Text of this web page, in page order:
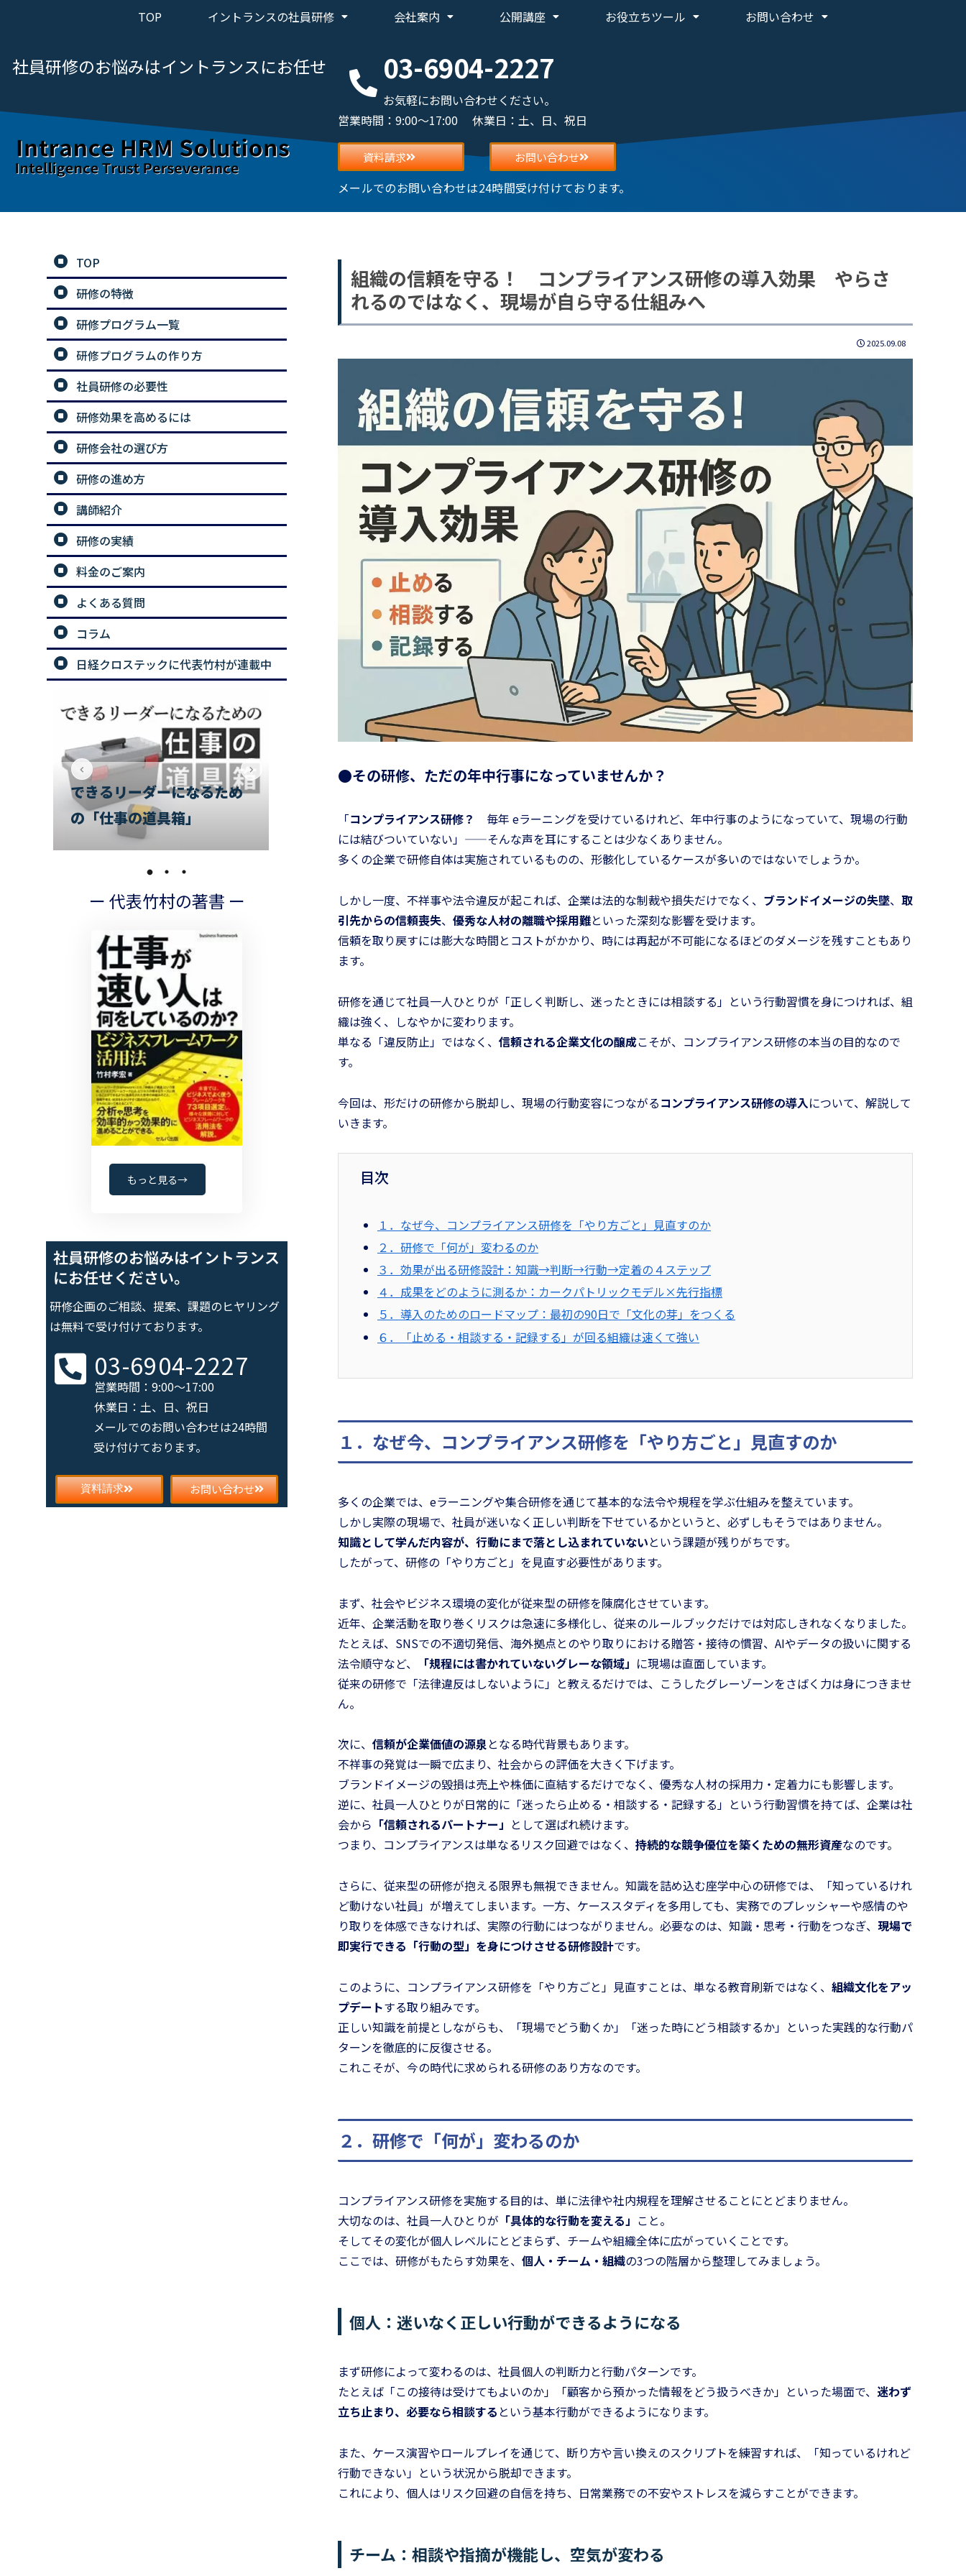
TOP イントランスの社員研修 会社案内 公開講座 お役立ちツール お問い合わせ
社員研修のお悩みはイントランスにお任せ 03-6904-2227
お気軽にお問い合わせください。
営業時間：9:00～17:00 休業日：土、日、祝日
資料請求 お問い合わせ
メールでのお問い合わせは24時間受け付けております。
組織の信頼を守る！ コンプライアンス研修の導入効果 やらさ
れるのではなく、現場が自ら守る仕組みへ
2025.09.08
●その研修、ただの年中行事になっていませんか？
「コンプライアンス研修？
毎年 eラーニングを受けているけれど、年中行事のようになっていて、現場の行動
には結びついていない」——そんな声を耳にすることは少なくありません。
多くの企業で研修自体は実施されているものの、形骸化しているケースが多いのではないでしょうか。
しかし一度、不祥事や法令違反が起これば、企業は法的な制裁や損失だけでなく、 ブランドイメージの失墜、 取
引先からの信頼喪失、 優秀な人材の離職や採用難といった深刻な影響を受けます。
信頼を取り戻すには膨大な時間とコストがかかり、時には再起が不可能になるほどのダメージを残すこともあり
ます。
研修を通じて社員一人ひとりが「正しく判断し、迷ったときには相談する」という行動習慣を身につければ、組
織は強く、しなやかに変わります。
単なる「違反防止」ではなく、 信頼される企業文化の醸成こそが、コンプライアンス研修の本当の目的なので
す。
今回は、形だけの研修から脱却し、現場の行動変容につながるコンプライアンス研修の導入について、解説して
いきます。
目次
１．なぜ今、コンプライアンス研修を「やり方ごと」見直すのか
２．研修で「何が」変わるのか
３．効果が出る研修設計：知識→判断→行動→定着の４ステップ
４．成果をどのように測るか：カークパトリックモデル×先行指標
５．導入のためのロードマップ：最初の90日で「文化の芽」をつくる
６．「止める・相談する・記録する」が回る組織は速くて強い
１．なぜ今、コンプライアンス研修を「やり方ごと」見直すのか
多くの企業では、eラーニングや集合研修を通じて基本的な法令や規程を学ぶ仕組みを整えています。
しかし実際の現場で、社員が迷いなく正しい判断を下せているかというと、必ずしもそうではありません。
知識として学んだ内容が、行動にまで落とし込まれていないという課題が残りがちです。
したがって、研修の「やり方ごと」を見直す必要性があります。
まず、社会やビジネス環境の変化が従来型の研修を陳腐化させています。
近年、企業活動を取り巻くリスクは急速に多様化し、従来のルールブックだけでは対応しきれなくなりました。
たとえば、SNSでの不適切発信、海外拠点とのやり取りにおける贈答・接待の慣習、AIやデータの扱いに関する
法令順守など、
「規程には書かれていないグレーな領域」 に現場は直面しています。
従来の研修で「法律違反はしないように」と教えるだけでは、こうしたグレーゾーンをさばく力は身につきませ
ん。
次に、 信頼が企業価値の源泉となる時代背景もあります。
不祥事の発覚は一瞬で広まり、社会からの評価を大きく下げます。
ブランドイメージの毀損は売上や株価に直結するだけでなく、優秀な人材の採用力・定着力にも影響します。
逆に、社員一人ひとりが日常的に「迷ったら止める・相談する・記録する」という行動習慣を持てば、企業は社
会から 「信頼されるパートナー」 として選ばれ続けます。
つまり、コンプライアンスは単なるリスク回避ではなく、 持続的な競争優位を築くための無形資産なのです。
さらに、従来型の研修が抱える限界も無視できません。知識を詰め込む座学中心の研修では、「知っているけれ
ど動けない社員」が増えてしまいます。一方、ケーススタディを多用しても、実務でのプレッシャーや感情のや
り取りを体感できなければ、実際の行動にはつながりません。必要なのは、知識・思考・行動をつなぎ、 現場で
即実行できる「行動の型」を身につけさせる研修設計です。
このように、コンプライアンス研修を「やり方ごと」見直すことは、単なる教育刷新ではなく、 組織文化をアッ
プデートする取り組みです。
正しい知識を前提としながらも、「現場でどう動くか」「迷った時にどう相談するか」といった実践的な行動パ
ターンを徹底的に反復させる。
これこそが、今の時代に求められる研修のあり方なのです。
２．研修で「何が」変わるのか
コンプライアンス研修を実施する目的は、単に法律や社内規程を理解させることにとどまりません。
大切なのは、社員一人ひとりが 「具体的な行動を変える」 こと。
そしてその変化が個人レベルにとどまらず、チームや組織全体に広がっていくことです。
ここでは、研修がもたらす効果を、 個人・チーム・組織の3つの階層から整理してみましょう。
個人：迷いなく正しい行動ができるようになる
まず研修によって変わるのは、社員個人の判断力と行動パターンです。
たとえば「この接待は受けてもよいのか」「顧客から預かった情報をどう扱うべきか」といった場面で、 迷わず
立ち止まり、必要なら相談する という基本行動ができるようになります。
また、ケース演習やロールプレイを通じて、断り方や言い換えのスクリプトを練習すれば、「知っているけれど
行動できない」という状況から脱却できます。
これにより、個人はリスク回避の自信を持ち、日常業務での不安やストレスを減らすことができます。
チーム：相談や指摘が機能し、空気が変わる
TOP
研修の特徴
研修プログラム一覧
研修プログラムの作り方
社員研修の必要性
研修効果を高めるには
研修会社の選び方
研修の進め方
講師紹介
研修の実績
料金のご案内
よくある質問
コラム
日経クロステックに代表竹村が連載中
リーダーのための問題解決
手法［スピードアップ編］
チームのお悩み相談室
の「仕事の道具箱」
手法［スピードアップ編］
ー 代表竹村の著書 ー
もっと見る→
社員研修のお悩みはイントランス
にお任せください。
研修企画のご相談、提案、課題のヒヤリング
は無料で受け付けております。
03-6904-2227
営業時間：9:00～17:00
休業日：土、日、祝日
メールでのお問い合わせは24時間
受け付けております。
資料請求 お問い合わせ